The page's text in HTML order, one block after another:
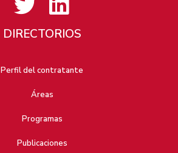
DIRECTORIOS
Perfil del contratante
Áreas
Programas
Publicaciones